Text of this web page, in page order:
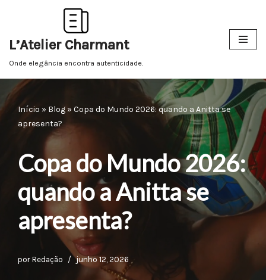
para
o
L’Atelier Charmant
Onde elegância encontra autenticidade.
Início » Blog » Copa do Mundo 2026: quando a Anitta se
apresenta?
Copa do Mundo 2026:
quando a Anitta se
apresenta?
por Redação junho 12, 2026